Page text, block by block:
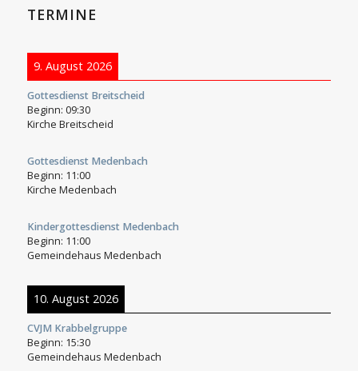
TERMINE
9. August 2026
Gottesdienst Breitscheid
Beginn: 09:30
Kirche Breitscheid
Gottesdienst Medenbach
Beginn: 11:00
Kirche Medenbach
Kindergottesdienst Medenbach
Beginn: 11:00
Gemeindehaus Medenbach
10. August 2026
CVJM Krabbelgruppe
Beginn: 15:30
Gemeindehaus Medenbach